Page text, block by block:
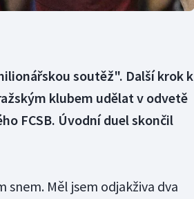
soutěž". Další krok k
klubem udělat v odvetě
FCSB. Úvodní duel skončil
Měl jsem odjakživa dva